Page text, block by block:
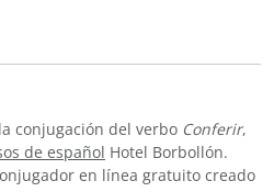
conjugación del verbo Conferir,
de español Hotel Borbollón.
en línea gratuito creado